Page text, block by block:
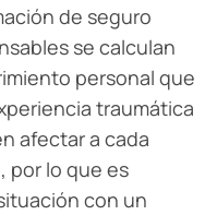
de seguro
se calculan
personal que
traumática
afectar a cada
por lo que es
con un